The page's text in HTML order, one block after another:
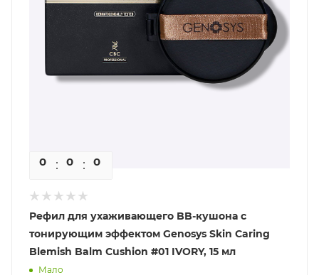
0 0 0
Рефил для ухаживающего BB-кушона с
тонирующим эффектом Genosys Skin Сaring
Blemish Balm Cushion #01 IVORY, 15 мл
Мало